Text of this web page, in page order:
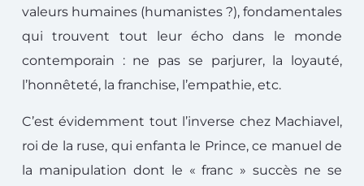
valeurs humaines (humanistes ?), fondamentales
qui trouvent tout leur écho dans le monde
contemporain : ne pas se parjurer, la loyauté,
l’honnêteté, la franchise, l’empathie, etc.
C’est évidemment tout l’inverse chez Machiavel,
roi de la ruse, qui enfanta le Prince, ce manuel de
la manipulation dont le « franc » succès ne se